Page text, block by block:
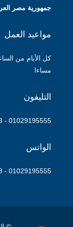
جمهورية مصر
مواعيد العمل
كل الأيام من
مساءا
التليفون
01029195555 - 01019079998 - 01095500127
الواتس
01029195555 - 01019079998 - 01095500127